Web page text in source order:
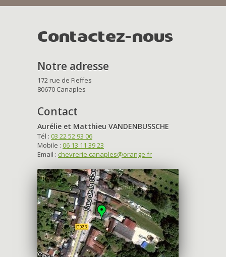
Contactez-nous
Notre adresse
172 rue de Fieffes
80670 Canaples
Contact
Aurélie et Matthieu VANDENBUSSCHE
Tél : 03 22 52 93 06
Mobile : 06 13 11 39 23
Email : chevrerie.canaples@orange.fr